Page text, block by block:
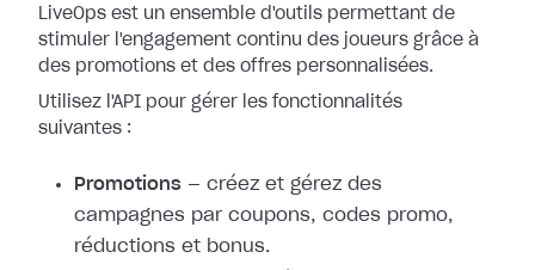
LiveOps est un ensemble d'outils permettant de
stimuler l'engagement continu des joueurs grâce à
des promotions et des offres personnalisées.
Utilisez l'API pour gérer les fonctionnalités
suivantes :
Promotions — créez et gérez des
campagnes par coupons, codes promo,
réductions et bonus.